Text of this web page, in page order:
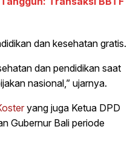
dan kesehatan gratis.
dan pendidikan saat
nasional,” ujarnya.
yang juga Ketua DPD
Gubernur Bali periode